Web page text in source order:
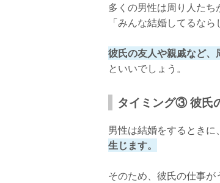
多くの男性は周り人たち
「みんな結婚してるな
彼氏の友人や親戚など
といいでしょう。
タイミング③ 彼氏
男性は結婚をするときに、
生じます。
そのため、彼氏の仕事